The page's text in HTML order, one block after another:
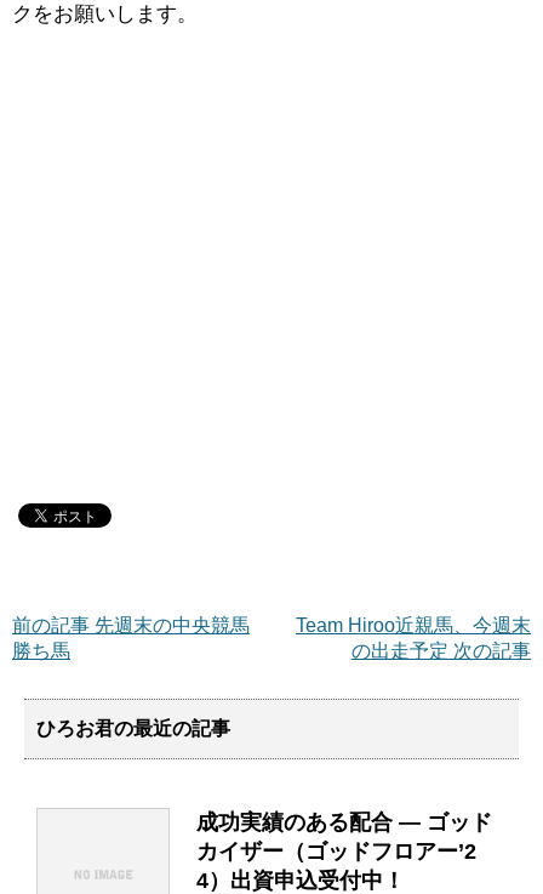
クをお願いします。
Team Hiroo近親馬、今週末
の出走予定 次の記事
前の記事 先週末の中央競馬
勝ち馬
ひろお君の最近の記事
成功実績のある配合 ― ゴッド
カイザー（ゴッドフロアー’2
4）出資申込受付中！